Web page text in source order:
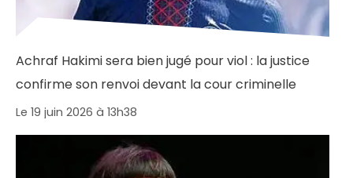
Achraf Hakimi sera bien jugé pour viol : la justice
confirme son renvoi devant la cour criminelle
Le 19 juin 2026 à 13h38